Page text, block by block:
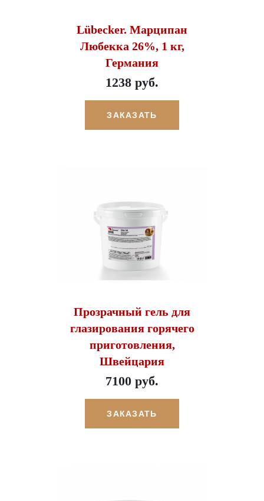
Lübecker. Марципан
Любекка 26%, 1 кг,
Германия
1238 руб.
ЗАКАЗАТЬ
Прозрачный гель для
глазирования горячего
приготовления,
Швейцария
7100 руб.
ЗАКАЗАТЬ